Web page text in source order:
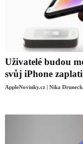
Uživatelé budou
svůj ‌iPhone‌
AppleNovinky.cz | Nika